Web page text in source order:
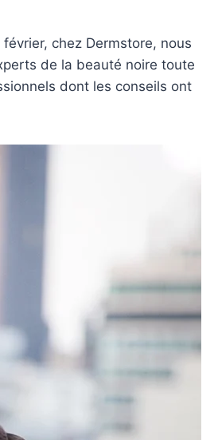
chez Dermstore, nous
de la beauté noire toute
dont les conseils ont